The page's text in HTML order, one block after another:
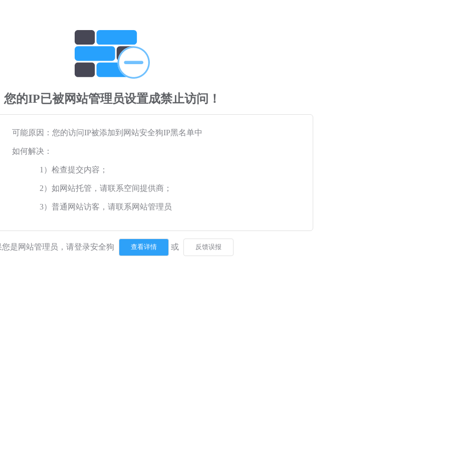
您的IP已被网站管理员设置成禁止访问！
可能原因：您的访问IP被添加到网站安全狗IP黑名单中
如何解决：
1）检查提交内容；
2）如网站托管，请联系空间提供商；
3）普通网站访客，请联系网站管理员
您是网站管理员，请登录安全狗 或